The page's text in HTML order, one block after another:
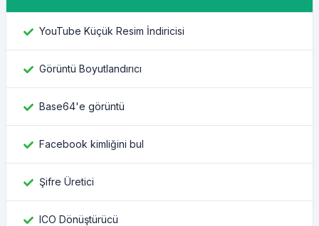
YouTube Küçük Resim İndiricisi
Görüntü Boyutlandırıcı
Base64'e görüntü
Facebook kimliğini bul
Şifre Üretici
ICO Dönüştürücü